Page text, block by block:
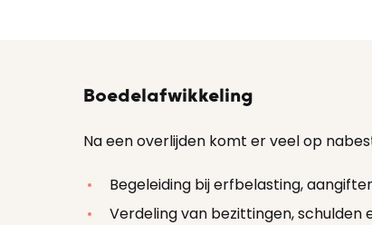
Boedelafwikkeling
Na een overlijden komt er veel op
Begeleiding bij erfbelasting,
Verdeling van bezittingen, schulden